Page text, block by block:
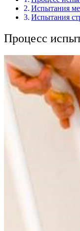
Испытания
Испытания
Процесс